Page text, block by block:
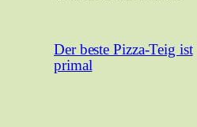
Der beste Pizza-Teig ist
primal